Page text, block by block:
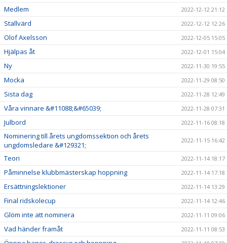
Medlem 2022-12-12 21:12
Stallvärd 2022-12-12 12:26
Olof Axelsson 2022-12-05 15:05
Hjälpas åt 2022-12-01 15:04
Ny 2022-11-30 19:55
Mocka 2022-11-29 08:50
Sista dag 2022-11-28 12:49
Våra vinnare &#11088;&#65039; 2022-11-28 07:31
Julbord 2022-11-16 08:18
Nominering till årets ungdomssektion och årets
ungdomsledare &#129321;
2022-11-15 16:42
Teori 2022-11-14 18:17
Påminnelse klubbmästerskap hoppning 2022-11-14 17:18
Ersättningslektioner 2022-11-14 13:29
Final ridskolecup 2022-11-14 12:46
Glöm inte att nominera 2022-11-11 09:06
Vad händer framåt 2022-11-11 08:53